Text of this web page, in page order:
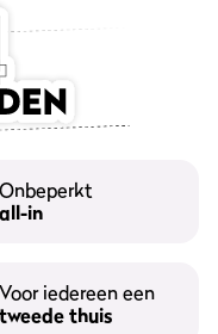
Onbeperkt
all-in
Voor iedereen een
tweede thuis